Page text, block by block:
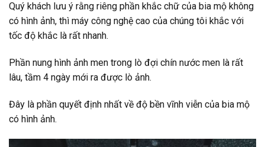
Quý khách lưu ý rằng riêng phần khắc chữ của bia mộ không
có hình ảnh, thì máy công nghệ cao của chúng tôi khắc với
tốc độ khắc là rất nhanh.
Phần nung hình ảnh men trong lò đợi chín nước men là rất
lâu, tầm 4 ngày mới ra được lò ảnh.
Đây là phần quyết định nhất về độ bền vĩnh viễn của bia mộ
có hình ảnh.